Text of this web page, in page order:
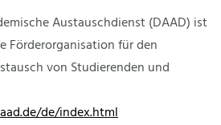
Austauschdienst (DAAD) ist
für den
von Studierenden und
de/index.html